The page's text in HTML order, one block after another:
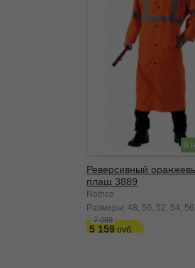
В
Реверсивный
плащ 3889
Rothco
Размеры: 48 50 52 54 56
7 099
5 159